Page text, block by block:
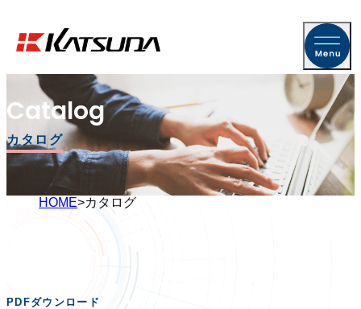
Catalog
カタログ
HOME カタログ
PDFダウンロード